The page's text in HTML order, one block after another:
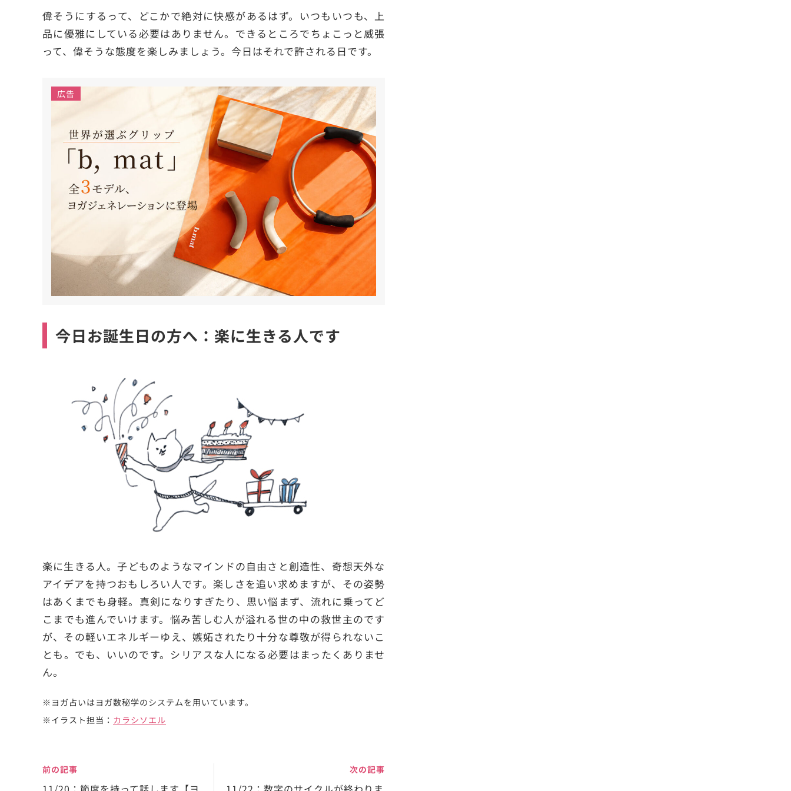
偉そうにするって、どこかで絶対に快感があるはず。いつもいつも、上
品に優雅にしている必要はありません。できるところでちょこっと威張
って、偉そうな態度を楽しみましょう。今日はそれで許される日です。
広告
今日お誕生日の方へ：楽に生きる人です
楽に生きる人。子どものようなマインドの自由さと創造性、奇想天外な
アイデアを持つおもしろい人です。楽しさを追い求めますが、その姿勢
はあくまでも身軽。真剣になりすぎたり、思い悩まず、流れに乗ってど
こまでも進んでいけます。悩み苦しむ人が溢れる世の中の救世主のです
が、その軽いエネルギーゆえ、嫉妬されたり十分な尊敬が得られないこ
とも。でも、いいのです。シリアスな人になる必要はまったくありませ
ん。
※ヨガ占いはヨガ数秘学のシステムを用いています。
※イラスト担当： カラシソエル
前の記事 次の記事